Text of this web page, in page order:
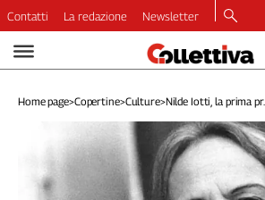
Video
Dirette
Economia
Contatti La redazione Newsletter
Home page>Copertine>Culture>Nilde Iotti, la prima pr...